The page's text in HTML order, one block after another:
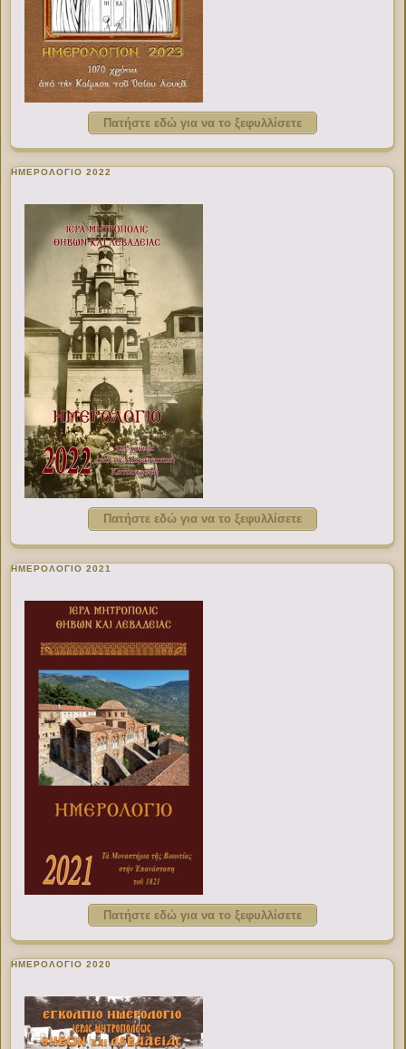
Πατήστε εδώ για να το ξεφυλλίσετε
ΗΜΕΡΟΛΟΓΙΟ 2022
Πατήστε εδώ για να το ξεφυλλίσετε
ΗΜΕΡΟΛΟΓΙΟ 2021
Πατήστε εδώ για να το ξεφυλλίσετε
ΗΜΕΡΟΛΟΓΙΟ 2020